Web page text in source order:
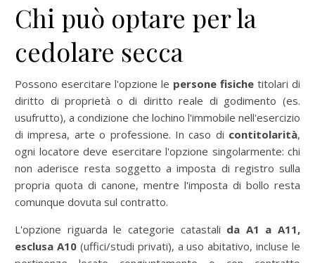
Chi può optare per la
cedolare secca
Possono esercitare l'opzione le persone fisiche titolari di
diritto di proprietà o di diritto reale di godimento (es.
usufrutto), a condizione che lochino l'immobile nell'esercizio
di impresa, arte o professione. In caso di contitolarità,
ogni locatore deve esercitare l'opzione singolarmente: chi
non aderisce resta soggetto a imposta di registro sulla
propria quota di canone, mentre l'imposta di bollo resta
comunque dovuta sul contratto.
L'opzione riguarda le categorie catastali da A1 a A11,
esclusa A10(uffici/studi privati), a uso abitativo, incluse le